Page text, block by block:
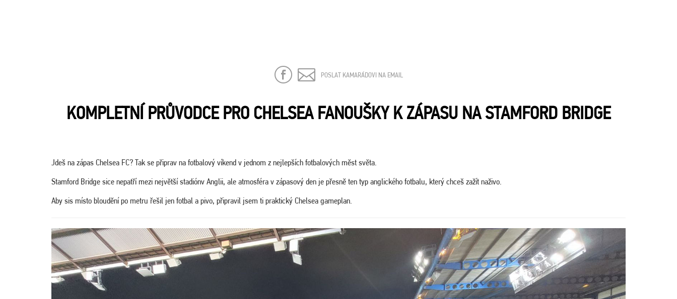
POSLAT KAMARÁDOVI NA EMAIL
KOMPLETNÍ PRŮVODCE PRO CHELSEA FANOUŠKY K ZÁPASU NA STAMFORD BRIDGE
Jdeš na zápas Chelsea FC? Tak se připrav na fotbalový víkend v jednom z nejlepších fotbalových měst světa.
Stamford Bridge sice nepatří mezi největší stadiónv Anglii, ale atmosféra v zápasový den je přesně ten typ anglického fotbalu, který chceš zažít naživo.
Aby sis místo bloudění po metru řešil jen fotbal a pivo, připravil jsem ti praktický Chelsea gameplan.